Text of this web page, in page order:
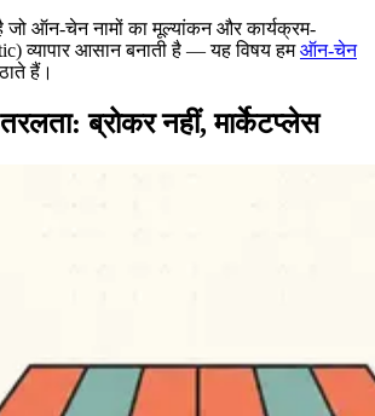
है जो ऑन-चेन नामों का मूल्यांकन और कार्यक्रम-
व्यापार आसान बनाती है — यह विषय हमऑन-चेन
हैं।
तरलता: ब्रोकर नहीं, मार्केटप्लेस